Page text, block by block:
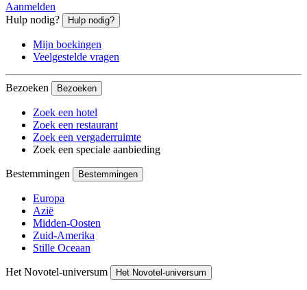
Aanmelden
Hulp nodig?
Hulp nodig?
Mijn boekingen
Veelgestelde vragen
Bezoeken Bezoeken
Zoek een hotel
Zoek een restaurant
Zoek een vergaderruimte
Zoek een speciale aanbieding
Bestemmingen Bestemmingen
Europa
Azië
Midden-Oosten
Zuid-Amerika
Stille Oceaan
Het Novotel-universum Het Novotel-universum